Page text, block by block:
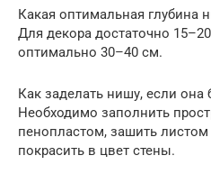
Какая оптимальная глубина
Для декора достаточно
оптимально 30–40 см.
Как заделать нишу, если
Необходимо заполнить
пенопластом, зашить
покрасить в цвет стены.